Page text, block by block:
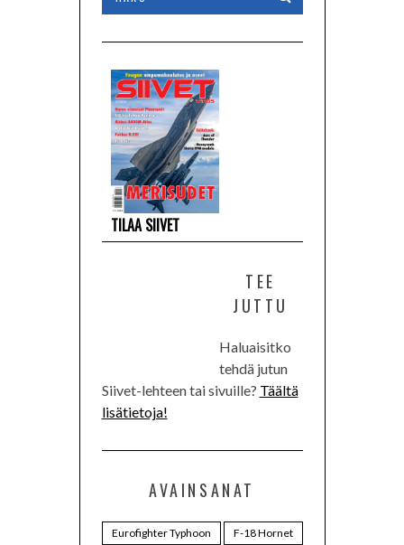
TILAA SIIVET
TEE
JUTTU
Haluaisitko
tehdä jutun
Siivet-lehteen tai sivuille? Täältä
lisätietoja!
AVAINSANAT
Eurofighter Typhoon
F-18 Hornet